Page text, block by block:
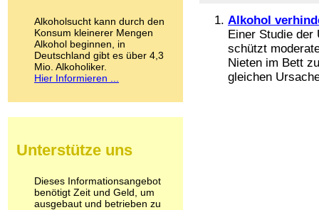
Alkohol
Einer Studie
schützt
Nieten im Bett
gleichen
LSD
Marihuana
Medikamente
Meskalin
Metamphetamin
Methadon
Pilze
Psychopharmaka
Schlafmittel
Schmerzmittel
Alkoholsucht kann durch den
Konsum kleinerer Mengen
Alkohol beginnen, in
Deutschland gibt es über 4,3
Mio. Alkoholiker.
Hier Informieren ...
Unterstütze uns
Dieses Informationsangebot
benötigt Zeit und Geld, um
ausgebaut und betrieben zu